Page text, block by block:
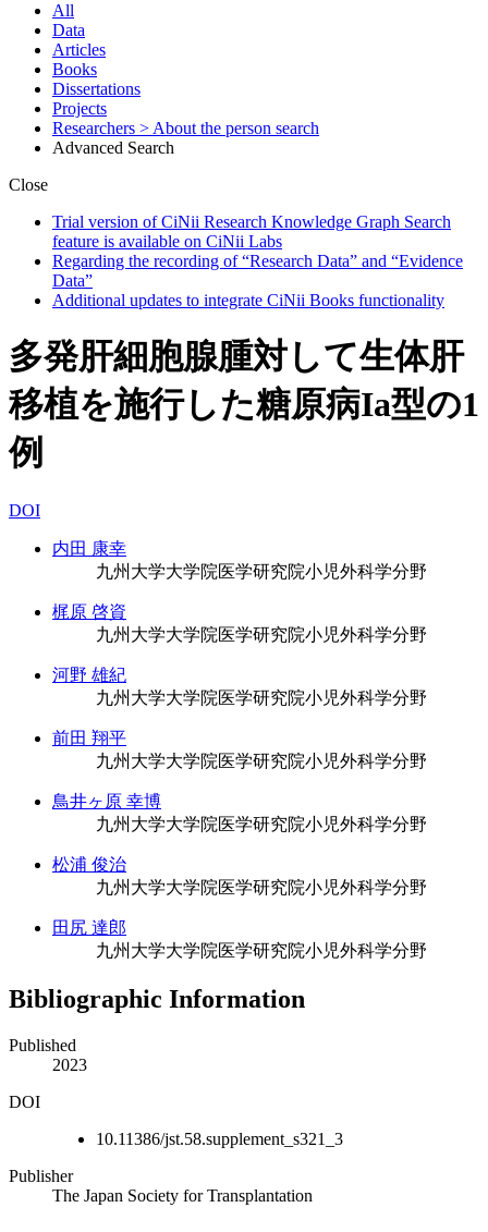
All
Data
Articles
Books
Dissertations
Projects
Researchers > About the person search
Advanced Search
Close
Trial version of CiNii Research Knowledge Graph Search
feature is available on CiNii Labs
Regarding the recording of “Research Data” and “Evidence
Data”
Additional updates to integrate CiNii Books functionality
多発肝細胞腺腫対して生体肝
移植を施行した糖原病Ia型の1
例
DOI
内田 康幸
九州大学大学院医学研究院小児外科学分野
梶原 啓資
九州大学大学院医学研究院小児外科学分野
河野 雄紀
九州大学大学院医学研究院小児外科学分野
前田 翔平
九州大学大学院医学研究院小児外科学分野
鳥井ヶ原 幸博
九州大学大学院医学研究院小児外科学分野
松浦 俊治
九州大学大学院医学研究院小児外科学分野
田尻 達郎
九州大学大学院医学研究院小児外科学分野
Bibliographic Information
Published
2023
DOI
10.11386/jst.58.supplement_s321_3
Publisher
The Japan Society for Transplantation